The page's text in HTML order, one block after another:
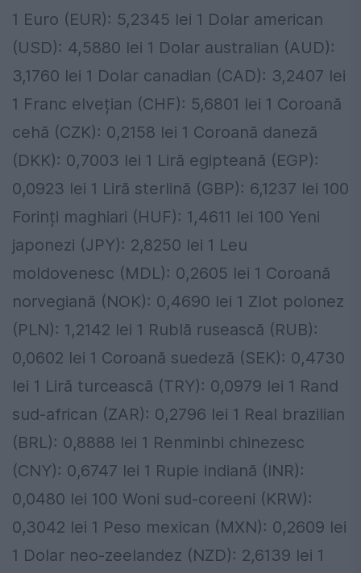
1 Euro (EUR): 5,2345 lei 1 Dolar american
(USD): 4,5880 lei 1 Dolar australian (AUD):
3,1760 lei 1 Dolar canadian (CAD): 3,2407 lei
1 Franc elvețian (CHF): 5,6801 lei 1 Coroană
cehă (CZK): 0,2158 lei 1 Coroană daneză
(DKK): 0,7003 lei 1 Liră egipteană (EGP):
0,0923 lei 1 Liră sterlină (GBP): 6,1237 lei 100
Forinți maghiari (HUF): 1,4611 lei 100 Yeni
japonezi (JPY): 2,8250 lei 1 Leu
moldovenesc (MDL): 0,2605 lei 1 Coroană
norvegiană (NOK): 0,4690 lei 1 Zlot polonez
(PLN): 1,2142 lei 1 Rublă rusească (RUB):
0,0602 lei 1 Coroană suedeză (SEK): 0,4730
lei 1 Liră turcească (TRY): 0,0979 lei 1 Rand
sud-african (ZAR): 0,2796 lei 1 Real brazilian
(BRL): 0,8888 lei 1 Renminbi chinezesc
(CNY): 0,6747 lei 1 Rupie indiană (INR):
0,0480 lei 100 Woni sud-coreeni (KRW):
0,3042 lei 1 Peso mexican (MXN): 0,2609 lei
1 Dolar neo-zeelandez (NZD): 2,6139 lei 1